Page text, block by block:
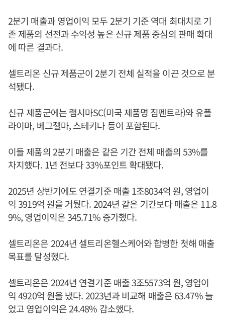
2분기 매출과 영업이익 모두 2분기 기준 역대 최대치로 기
존 제품의 선전과 수익성 높은 신규 제품 중심의 판매 확대
에 따른 결과다.
셀트리온 신규 제품군이 2분기 전체 실적을 이끈 것으로 분
석됐다.
신규 제품군에는 램시마SC(미국 제품명 짐펜트라)와 유플
라이마, 베그젤마, 스테키나 등이 포함된다.
이들 제품의 2분기 매출은 같은 기간 전체 매출의 53%를
차지했다. 1년 전보다 33%포인트 확대됐다.
2025년 상반기에도 연결기준 매출 1조8034억 원, 영업이
익 3919억 원을 거뒀다. 2024년 같은 기간보다 매출은 11.8
9%, 영업이익은 345.71% 증가했다.
셀트리온은 2024년 셀트리온헬스케어와 합병한 첫해 매출
목표를 달성했다.
셀트리온은 2024년 연결기준 매출 3조5573억 원, 영업이
익 4920억 원을 냈다. 2023년과 비교해 매출은 63.47% 늘
었고 영업이익은 24.48% 감소했다.